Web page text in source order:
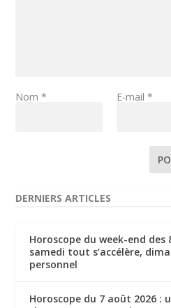
Nom* E-mail *
DERNIERS ARTICLES
Horoscope du week-end des
samedi tout s’accélère,
personnel
Horoscope du 7 août 2026 :